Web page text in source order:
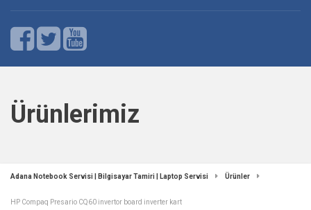
Ürünlerimiz
Adana Notebook Servisi | Bilgisayar Tamiri | Laptop Servisi Ürünler
HP Compaq Presario CQ60 invertor board inverter kart